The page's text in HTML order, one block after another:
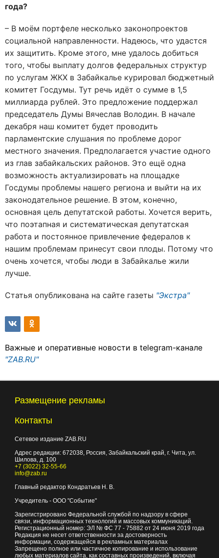
года?
– В моём портфеле несколько законопроектов
социальной направленности. Надеюсь, что удастся
их защитить. Кроме этого, мне удалось добиться
того, чтобы выплату долгов федеральных структур
по услугам ЖКХ в Забайкалье курировал бюджетный
комитет Госдумы. Тут речь идёт о сумме в 1,5
миллиарда рублей. Это предложение поддержал
председатель Думы Вячеслав Володин. В начале
декабря наш комитет будет проводить
парламентские слушания по проблеме дорог
местного значения. Предполагается участие одного
из глав забайкальских районов. Это ещё одна
возможность актуализировать на площадке
Госдумы проблемы нашего региона и выйти на их
законодательное решение. В этом, конечно,
основная цель депутатской работы. Хочется верить,
что поэтапная и систематическая депутатская
работа и постоянное привлечение федералов к
нашим проблемам принесут свои плоды. Потому что
очень хочется, чтобы люди в Забайкалье жили
лучше.
Статья опубликована на сайте газеты "Экстра"
Важные и оперативные новости в telegram-канале
"ZAB.RU"
Размещение рекламы
Контакты
Сетевое издание ZAB.RU
Адрес редакции: 672038, Россия, Забайкальский край, г. Чита, ул.
Шилова, д. 100
+7 (3022) 32-55-66
info@zab.ru
Главный редактор Кондратьев Н. В.
Учредитель - ООО "Событие"
Зарегистрировано Федеральной службой по надзору в сфере
связи, информационных технологий и массовых коммуникаций.
Регистрационный номер: ЭЛ № ФС 77 - 75882 от 24 июня 2019 года
Редакция не несет ответственности за достоверность
информации, содержащейся в рекламных материалах
Запрещено полное или частичное копирование и использование
любых материалов сайта, как составных произведений, включая